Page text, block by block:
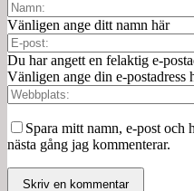
Vänligen ange ditt namn här
Du har angett en felaktig e-
Vänligen ange din e-postadress
Spara mitt namn, e-post och
nästa gång jag kommenterar.